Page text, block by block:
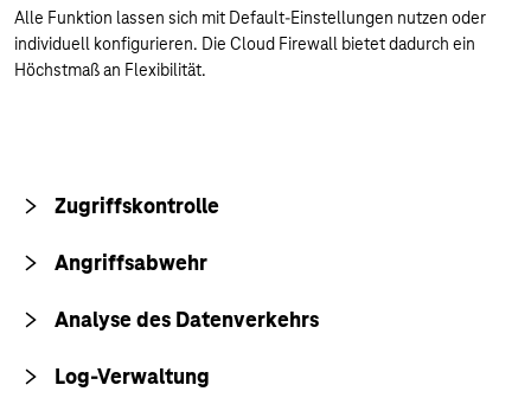
Alle Funktion lassen sich mit Default-Einstellungen nutzen oder
individuell konfigurieren. Die Cloud Firewall bietet dadurch ein
Höchstmaß an Flexibilität.
Zugriffskontrolle
Angriffsabwehr
Analyse des Datenverkehrs
Log-Verwaltung